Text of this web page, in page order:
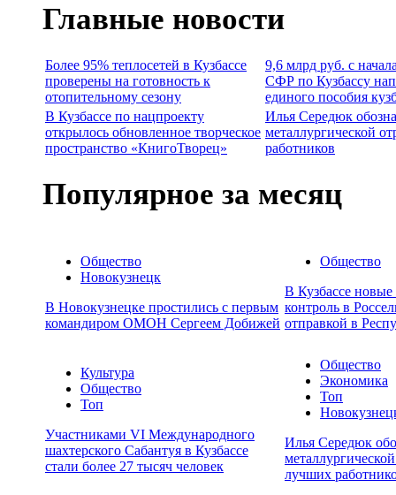
Главные новости
Более 95% теплосетей в Кузбассе
проверены на готовность к
отопительному сезону
9,6 млрд руб. с
СФР по Кузбассу
единого пособия
В Кузбассе по нацпроекту
открылось обновленное творческое
пространство «КнигоТворец»
Илья Середюк
металлургической
работников
Популярное за месяц
Общество
Новокузнецк
В Новокузнецке простились с первым
командиром ОМОН Сергеем Добижей
Общество
В Кузбассе
контроль в
отправкой в
Культура
Общество
Топ
Участниками VI Международного
шахтерского Сабантуя в Кузбассе
стали более 27 тысяч человек
Общество
Экономика
Топ
Илья Середюк
лучших